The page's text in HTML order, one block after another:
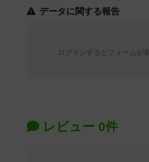
データに関する報告
レビュー 0件